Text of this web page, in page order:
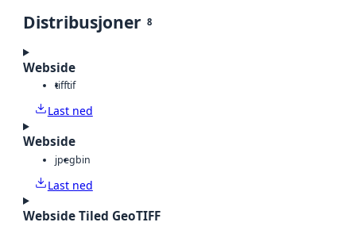
Distribusjoner 8
Webside
tifftif
Last ned
Webside
jpegbin
Last ned
Webside Tiled GeoTIFF